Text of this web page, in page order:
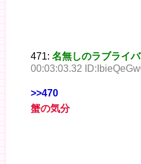
471: 名無しのラブライ
00:03:03.32
>>470
蟹の気分